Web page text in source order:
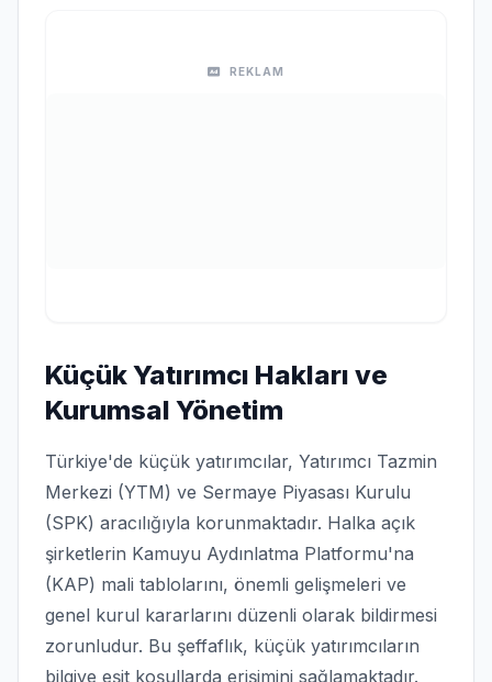
REKLAM
Küçük Yatırımcı Hakları ve
Kurumsal Yönetim
Türkiye'de küçük yatırımcılar, Yatırımcı Tazmin
Merkezi (YTM) ve Sermaye Piyasası Kurulu
(SPK) aracılığıyla korunmaktadır. Halka açık
şirketlerin Kamuyu Aydınlatma Platformu'na
(KAP) mali tablolarını, önemli gelişmeleri ve
genel kurul kararlarını düzenli olarak bildirmesi
zorunludur. Bu şeffaflık, küçük yatırımcıların
bilgiye eşit koşullarda erişimini sağlamaktadır.